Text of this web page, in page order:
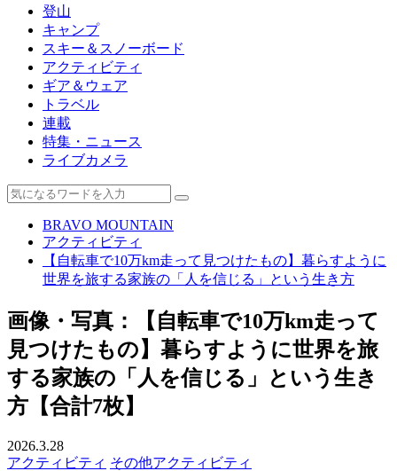
登山
キャンプ
スキー＆スノーボード
アクティビティ
ギア＆ウェア
トラベル
連載
特集・ニュース
ライブカメラ
BRAVO MOUNTAIN
アクティビティ
【自転車で10万km走って見つけたもの】暮らすように
世界を旅する家族の「人を信じる」という生き方
画像・写真：【自転車で10万km走って
見つけたもの】暮らすように世界を旅
する家族の「人を信じる」という生き
方【合計7枚】
2026.3.28
アクティビティ その他アクティビティ